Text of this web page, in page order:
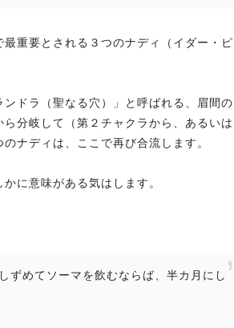
重要とされる３つのナディ（イダー・ピ
ドラ（聖なる穴）」と呼ばれる、眉間の
分岐して（第２チャクラから、あるいは
ナディは、ここで再び合流します。
に意味がある気はします。
ずめてソーマを飲むならば、半カ月にし